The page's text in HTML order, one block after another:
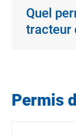
Quel
tracteur
Permis